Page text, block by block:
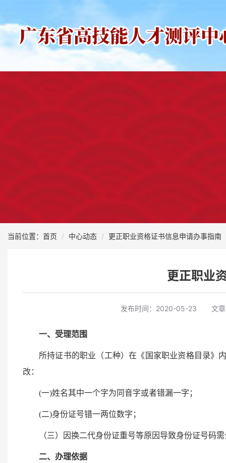
当前位置：首页 中心动态 更正职业资格证书信息申请办事指南
更正职业
发布时间： 2020-05-23 文
一、受理范围
所持证书的职业（工种）在《国家职业资格目录》
改：
(一)姓名其中一个字为同音字或者错漏一字；
(二)身份证号错一两位数字；
（三）因换二代身份证重号等原因导致身份证号码
二、办理依据